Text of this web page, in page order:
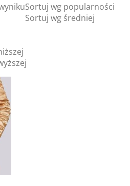
Sortuj wg popularności
Sortuj wg średniej